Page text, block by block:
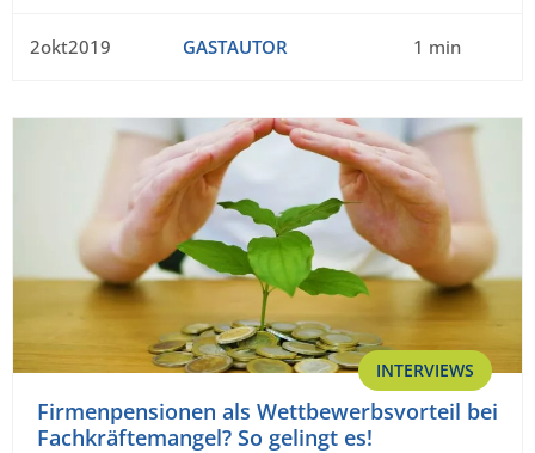
2okt2019 GASTAUTOR 1 min
INTERVIEWS
Firmenpensionen als Wettbewerbsvorteil bei
Fachkräftemangel? So gelingt es!